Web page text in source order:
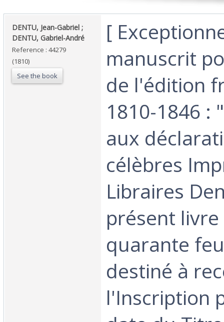
‎DENTU, Jean-Gabriel ;
DENTU, Gabriel-André‎
Reference : 44279
(1810)
See the book
‎[
manuscrit
de l'édition
1810-1846 :
aux
célèbres
Libraires
présent
quarante
destiné à
l'Inscription